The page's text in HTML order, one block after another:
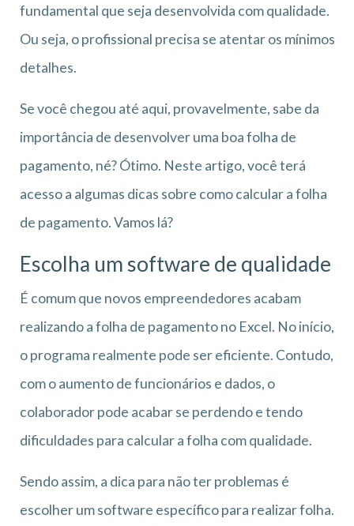
fundamental que seja desenvolvida com qualidade.
Ou seja, o profissional precisa se atentar os mínimos
detalhes.
Se você chegou até aqui, provavelmente, sabe da
importância de desenvolver uma boa folha de
pagamento, né? Ótimo. Neste artigo, você terá
acesso a algumas dicas sobre como calcular a folha
de pagamento. Vamos lá?
Escolha um software de qualidade
É comum que novos empreendedores acabam
realizando a folha de pagamento no Excel. No início,
o programa realmente pode ser eficiente. Contudo,
com o aumento de funcionários e dados, o
colaborador pode acabar se perdendo e tendo
dificuldades para calcular a folha com qualidade.
Sendo assim, a dica para não ter problemas é
escolher um software específico para realizar folha.